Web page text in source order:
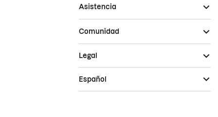
Asistencia
Comunidad
Legal
Español